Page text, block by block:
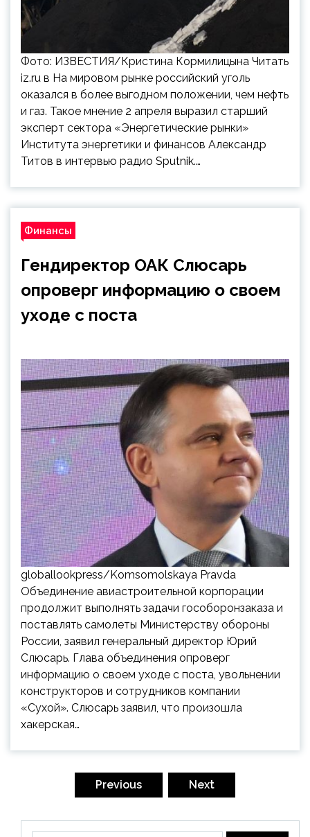
Фото: ИЗВЕСТИЯ/Кристина Кормилицына Читать
iz.ru в На мировом рынке российский уголь
оказался в более выгодном положении, чем нефть
и газ. Такое мнение 2 апреля выразил старший
эксперт сектора «Энергетические рынки»
Института энергетики и финансов Александр
Титов в интервью радио Sputnik.…
Финансы
Гендиректор ОАК Слюсарь
опроверг информацию о своем
уходе с поста
globallookpress/Komsomolskaya Pravda
Объединение авиастроительной корпорации
продолжит выполнять задачи гособоронзаказа и
поставлять самолеты Министерству обороны
России, заявил генеральный директор Юрий
Слюсарь. Глава объединения опроверг
информацию о своем уходе с поста, увольнении
конструкторов и сотрудников компании
«Сухой». Слюсарь заявил, что произошла
хакерская…
Previous Next